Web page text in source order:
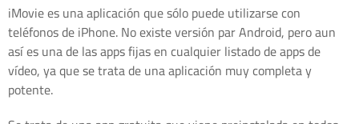
iMovie es una aplicación que sólo puede utilizarse con
teléfonos de iPhone. No existe versión par Android, pero aun
así es una de las apps fijas en cualquier listado de apps de
vídeo, ya que se trata de una aplicación muy completa y
potente.